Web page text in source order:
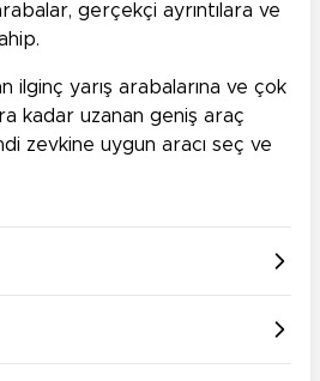
gerçekçi ayrıntılara ve
ilginç yarış arabalarına ve çok
kadar uzanan geniş araç
zevkine uygun aracı seç ve